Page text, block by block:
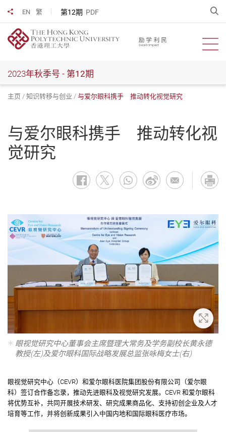
EN 繁 第12期 PDF
分享到
开
2023年秋季号 - 第12期
主页 知识转移与创业 与爱尔眼科携手 推动转化视觉研究
与爱尔眼科携手 推动转化视
觉研究
放大
眼视觉研究中心董事会主席暨理大常务及学务副校长黄永德
教授(左)及爱尔眼科国际战略发展总监张咏梅女士(右)
眼视觉研究中心（CEVR）和爱尔眼科医院集团股份有限公司（爱尔眼
科）签订合作备忘录，推动先进眼科及视觉研究发展。CEVR 和爱尔眼科
将优势互补，共同开展技术研发、研究成果商品化、支持初创企业及人才
培育等工作，并将创新成果引入中国内地和国际眼科医疗市场。